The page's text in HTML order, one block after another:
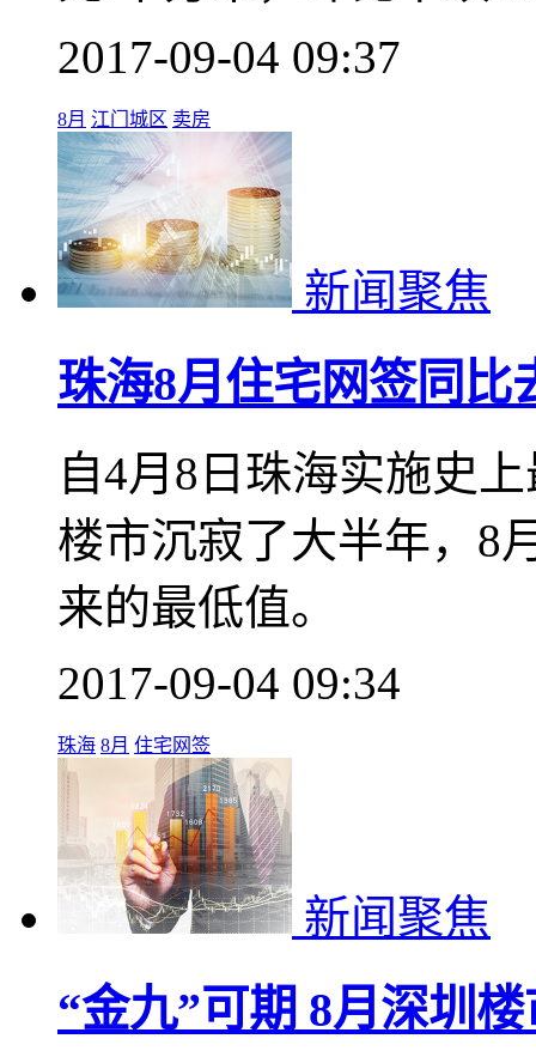
2017-09-04 09:37
8月 江门城区 卖房
新闻聚焦
珠海8月住宅网签同比
自4月8日珠海实施史
楼市沉寂了大半年，8
来的最低值。
2017-09-04 09:34
珠海 8月 住宅网签
新闻聚焦
“金九”可期 8月深圳